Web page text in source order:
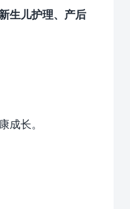
新生儿护理、产后
成长。